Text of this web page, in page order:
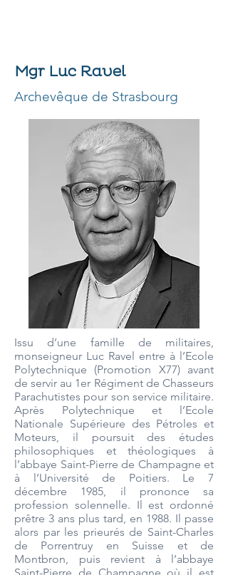
Mgr Luc Ravel
Archevêque de Strasbourg
Issu d’une famille de militaires,
monseigneur Luc Ravel entre à l’Ecole
Polytechnique (Promotion X77) avant
de servir au 1er Régiment de Chasseurs
Parachutistes pour son service militaire.
Après Polytechnique et l’Ecole
Nationale Supérieure des Pétroles et
Moteurs, il poursuit des études
philosophiques et théologiques à
l’abbaye Saint-Pierre de Champagne et
à l’Université de Poitiers. Le 7
décembre 1985, il prononce sa
profession solennelle. Il est ordonné
prêtre 3 ans plus tard, en 1988. Il passe
alors par les prieurés de Saint-Charles
de Porrentruy en Suisse et de
Montbron, puis revient à l’abbaye